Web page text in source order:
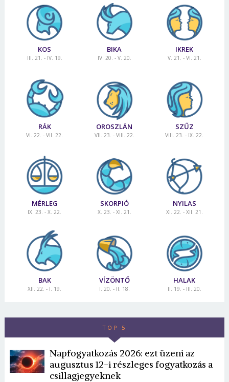
KOS
III. 21. - IV. 19.
BIKA
IV. 20. - V. 20.
IKREK
V. 21. - VI. 21.
RÁK
VI. 22. - VII. 22.
OROSZLÁN
VII. 23. - VIII. 22.
SZŰZ
VIII. 23. - IX. 22.
MÉRLEG
IX. 23. - X. 22.
SKORPIÓ
X. 23. - XI. 21.
NYILAS
XI. 22. - XII. 21.
BAK
XII. 22. - I. 19.
VÍZÖNTŐ
I. 20. - II. 18.
HALAK
II. 19. - III. 20.
TOP 5
Napfogyatkozás 2026: ezt üzeni az
augusztus 12-i részleges fogyatkozás a
csillagjegyeknek